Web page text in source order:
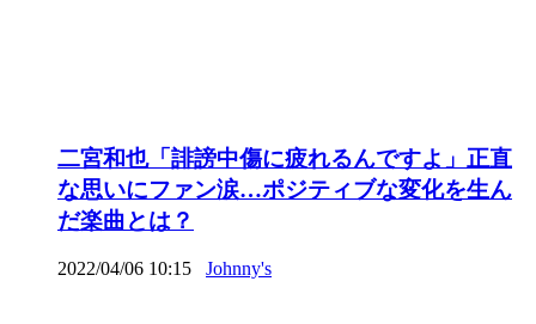
二宮和也「誹謗中傷に疲れるんですよ」正直
な思いにファン涙…ポジティブな変化を生ん
だ楽曲とは？
2022/04/06 10:15 Johnny's